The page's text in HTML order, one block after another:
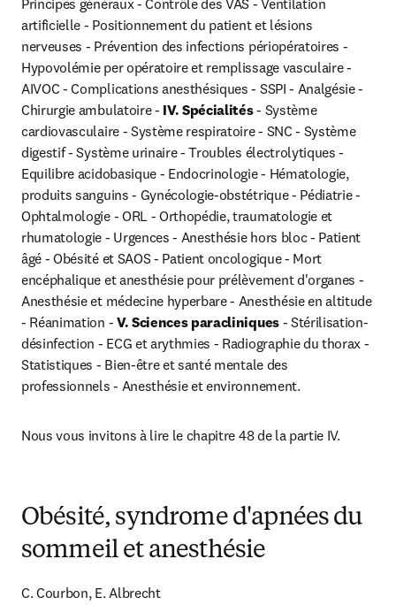
Principes généraux - Contrôle des VAS - Ventilation
artificielle - Positionnement du patient et lésions
nerveuses - Prévention des infections périopératoires -
Hypovolémie per opératoire et remplissage vasculaire -
AIVOC - Complications anesthésiques - SSPI - Analgésie -
Chirurgie ambulatoire - IV. Spécialités - Système
cardiovasculaire - Système respiratoire - SNC - Système
digestif - Système urinaire - Troubles électrolytiques -
Equilibre acidobasique - Endocrinologie - Hématologie,
produits sanguins - Gynécologie-obstétrique - Pédiatrie -
Ophtalmologie - ORL - Orthopédie, traumatologie et
rhumatologie - Urgences - Anesthésie hors bloc - Patient
âgé - Obésité et SAOS - Patient oncologique - Mort
encéphalique et anesthésie pour prélèvement d'organes -
Anesthésie et médecine hyperbare - Anesthésie en altitude
- Réanimation - V. Sciences paracliniques - Stérilisation-
désinfection - ECG et arythmies - Radiographie du thorax -
Statistiques - Bien-être et santé mentale des
professionnels - Anesthésie et environnement.
Nous vous invitons à lire le chapitre 48 de la partie IV.
Obésité, syndrome d'apnées du
sommeil et anesthésie
C. Courbon, E. Albrecht